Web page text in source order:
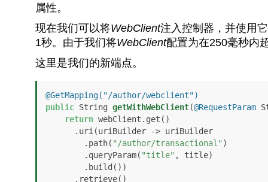
属性。
现在我们可以将WebClient注入控制器，并使用
1秒。由于我们将WebClient配置为在250毫秒内
这里是我们的新端点。
@GetMapping("/author/webclient")
public String getWithWebClient(@RequestParam
return webClient.get()
        .path(
"/author/transactional" )
        .queryParam(
"title" , title)